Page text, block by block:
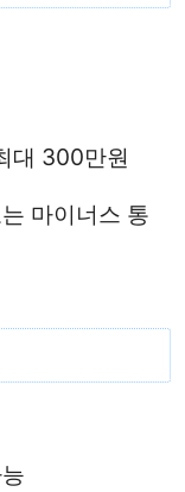
대 300만원
마이너스 통